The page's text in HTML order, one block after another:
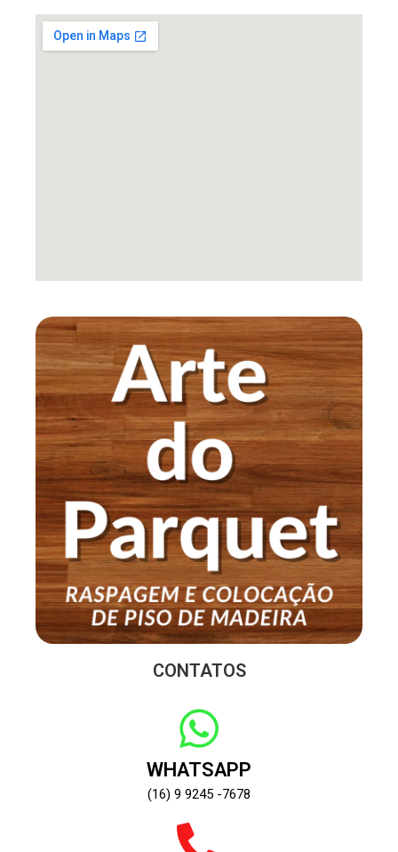
CONTATOS
WHATSAPP
(16) 9 9245 -7678